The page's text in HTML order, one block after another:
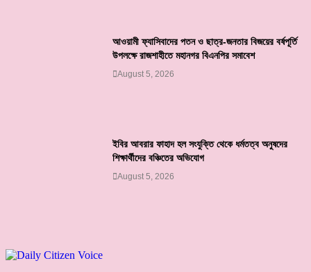
আওয়ামী ফ্যাসিবাদের পতন ও ছাত্র-জনতার বিজয়ের বর্ষপূর্তি
উপলক্ষে রাজশাহীতে মহানগর বিএনপির সমাবেশ
August 5, 2026
ইবির আবরার ফাহাদ হল সংযুক্তি থেকে ধর্মতত্ব অনুষদের
শিক্ষার্থীদের বঞ্চিতের অভিযোগ
August 5, 2026